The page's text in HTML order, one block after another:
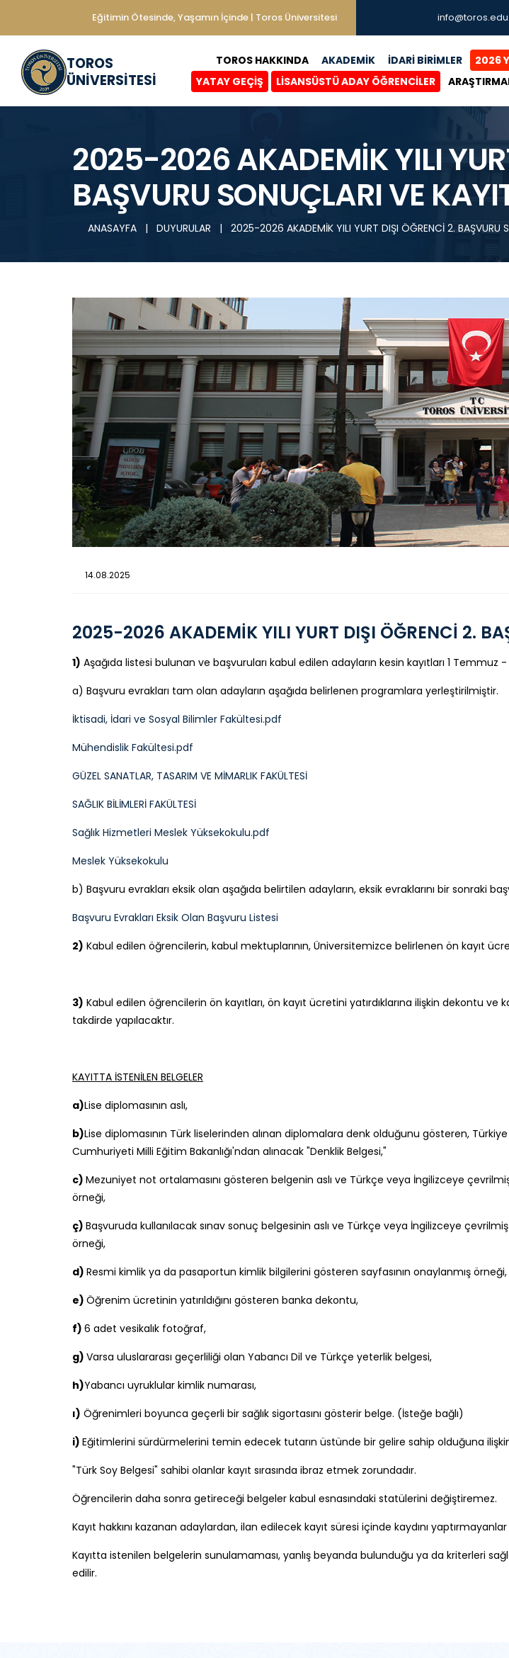
Eğitimin Ötesinde, Yaşamın İçinde | Toros Üniversitesi
TOROS
ÜNİVERSİTESİ
TOROS HAKKINDA AKADEMİK İDARİ BİRİMLER 2026
YATAY GEÇİŞ
LİSANSÜSTÜ ADAY ÖĞRENCİLER
2025-2026 AKADEMİK YILI
BAŞVURU SONUÇLARI VE
ANASAYFA | DUYURULAR | 2025-2026 AKADEMİK YILI YURT DIŞI ÖĞRENCİ 2. BAŞVURU
14.08.2025
2025-2026 AKADEMİK YILI YURT DIŞI ÖĞRENCİ 2.
1) Aşağıda listesi bulunan ve başvuruları kabul edilen adayların kesin kayıtları 1 Temmuz
a) Başvuru evrakları tam olan adayların aşağıda belirlenen programlara yerleştirilmiştir.
İktisadi, İdari ve Sosyal Bilimler Fakültesi.pdf
Mühendislik Fakültesi.pdf
GÜZEL SANATLAR, TASARIM VE MİMARLIK FAKÜLTESİ
SAĞLIK BİLİMLERİ FAKÜLTESİ
Sağlık Hizmetleri Meslek Yüksekokulu.pdf
Meslek Yüksekokulu
b) Başvuru evrakları eksik olan aşağıda belirtilen adayların, eksik evraklarını bir
Başvuru Evrakları Eksik Olan Başvuru Listesi
2) Kabul edilen öğrencilerin, kabul mektuplarının, Üniversitemizce belirlenen ön kayıt
3) Kabul edilen öğrencilerin ön kayıtları, ön kayıt ücretini yatırdıklarına ilişkin dekontu ve
takdirde yapılacaktır.
KAYITTA İSTENİLEN BELGELER
a)Lise diplomasının aslı,
b)Lise diplomasının Türk liselerinden alınan diplomalara denk olduğunu gösteren,
Cumhuriyeti Milli Eğitim Bakanlığı'ndan alınacak "Denklik Belgesi,"
c) Mezuniyet not ortalamasını gösteren belgenin aslı ve Türkçe veya İngilizceye
örneği,
ç) Başvuruda kullanılacak sınav sonuç belgesinin aslı ve Türkçe veya İngilizceye
örneği,
d) Resmi kimlik ya da pasaportun kimlik bilgilerini gösteren sayfasının onaylanmış örneği,
e) Öğrenim ücretinin yatırıldığını gösteren banka dekontu,
f) 6 adet vesikalık fotoğraf,
g) Varsa uluslararası geçerliliği olan Yabancı Dil ve Türkçe yeterlik belgesi,
h)Yabancı uyruklular kimlik numarası,
ı) Öğrenimleri boyunca geçerli bir sağlık sigortasını gösterir belge. (İsteğe bağlı)
i) Eğitimlerini sürdürmelerini temin edecek tutarın üstünde bir gelire sahip olduğuna
"Türk Soy Belgesi" sahibi olanlar kayıt sırasında ibraz etmek zorundadır.
Öğrencilerin daha sonra getireceği belgeler kabul esnasındaki statülerini değiştiremez.
Kayıt hakkını kazanan adaylardan, ilan edilecek kayıt süresi içinde kaydını yaptırmayanlar
Kayıtta istenilen belgelerin sunulamaması, yanlış beyanda bulunduğu ya da kriterleri
edilir.